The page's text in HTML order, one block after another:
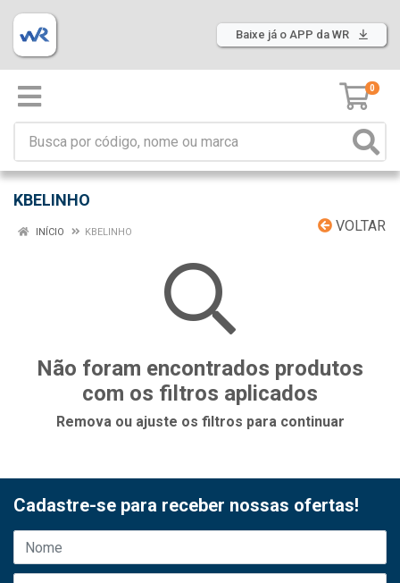
Baixe já o APP da WR
0
KBELINHO
VOLTAR
INÍCIO KBELINHO
Não foram encontrados produtos
com os filtros aplicados
Remova ou ajuste os filtros para continuar
Cadastre-se para receber nossas ofertas!